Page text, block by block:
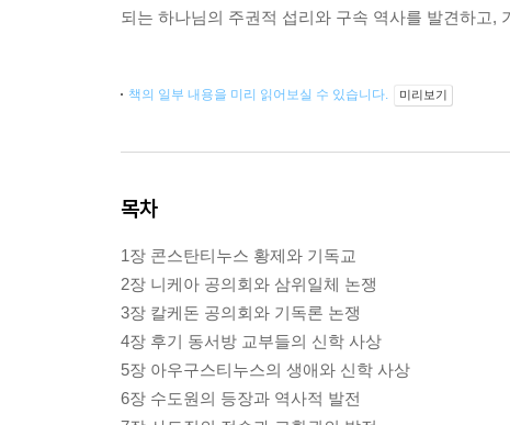
되는 하나님의 주권적 섭리와 구속 역사를 발견하고,
책의 일부 내용을 미리 읽어보실 수 있습니다. 미리보기
목차
1장 콘스탄티누스 황제와 기독교
2장 니케아 공의회와 삼위일체 논쟁
3장 칼케돈 공의회와 기독론 논쟁
4장 후기 동서방 교부들의 신학 사상
5장 아우구스티누스의 생애와 신학 사상
6장 수도원의 등장과 역사적 발전